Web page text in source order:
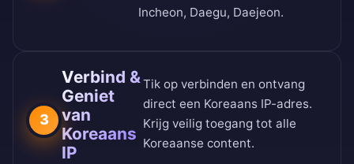
Incheon, Daegu, Daejeon.
3
Verbind &
Geniet
van
Koreaans
IP
Tik op verbinden en ontvang
direct een Koreaans IP-adres.
Krijg veilig toegang tot alle
Koreaanse content.